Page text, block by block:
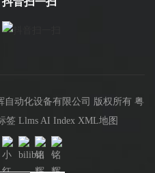
自动化设备有限公司 版权所有 粤
签 Llms AI Index XML地图